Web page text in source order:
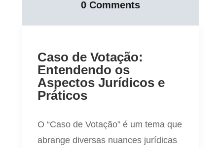
0 Comments
Caso de Votação:
Entendendo os
Aspectos Jurídicos e
Práticos
O “Caso de Votação” é um tema que
abrange diversas nuances jurídicas